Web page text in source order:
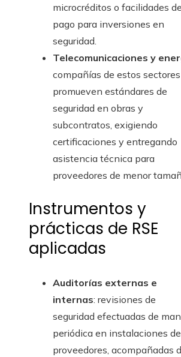
microcréditos o facilidades de
pago para inversiones en
seguridad.
Telecomunicaciones y
compañías de estos sectores
promueven estándares de
seguridad en obras y
subcontratos, exigiendo
certificaciones y entregando
asistencia técnica para
proveedores de menor
Instrumentos y
prácticas de RSE
aplicadas
Auditorías externas e
internas: revisiones de
seguridad efectuadas de
periódica en instalaciones de
proveedores, acompañadas